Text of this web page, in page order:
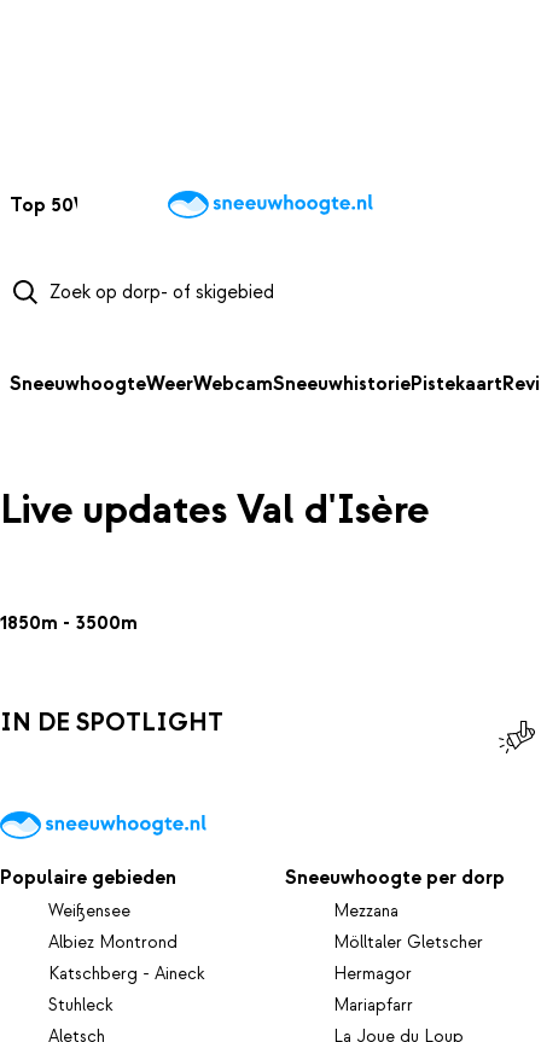
Top 50Webcams WintersportweerKaarten
SneeuwhoogteWeerWebcamSneeuwhistoriePistekaart
Live updates Val d'Isère
1850m - 3500m
IN DE SPOTLIGHT
Populaire gebieden
Weißensee
Albiez Montrond
Katschberg - Aineck
Stuhleck
Aletsch
Sneeuwhoogte per dorp
Mezzana
Mölltaler Gletscher
Hermagor
Mariapfarr
La Joue du Loup